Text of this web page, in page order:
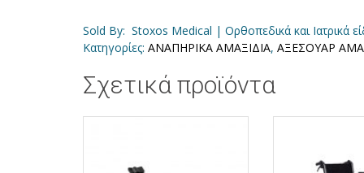
Sold By: Stoxos Medical | Ορθοπεδικά και Ιατρικά
Κατηγορίες: ΑΝΑΠΗΡΙΚΑ ΑΜΑΞΙΔΙΑ, ΑΞΕΣΟΥΑΡ
Σχετικά προϊόντα